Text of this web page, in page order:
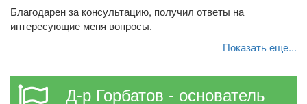
Благодарен за консультацию, получил ответы на
интересующие меня вопросы.
Показать еще...
Д-р Горбатов - основатель